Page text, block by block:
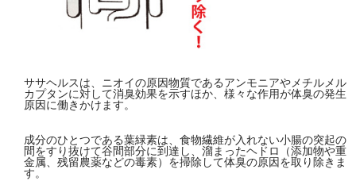
ササヘルスは、ニオイの原因物質であるアンモニアやメチルメル
カプタンに対して消臭効果を示すほか、様々な作用が体臭の発生
原因に働きかけます。
成分のひとつである葉緑素は、食物繊維が入れない小腸の突起の
間をすり抜けて谷間部分に到達し、溜まったヘドロ（添加物や重
金属、残留農薬などの毒素）を掃除して体臭の原因を取り除きま
す。